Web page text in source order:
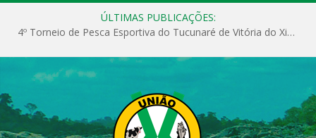
ÚLTIMAS PUBLICAÇÕES:
4º Torneio de Pesca Esportiva do Tucunaré de Vitória do Xingu